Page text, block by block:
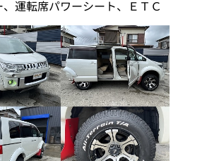
運転席パワーシート、ＥＴＣ